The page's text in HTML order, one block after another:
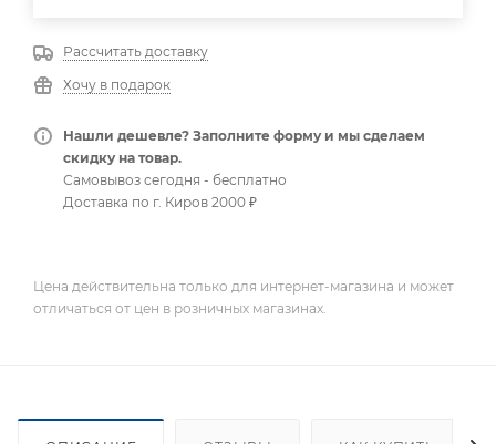
Рассчитать доставку
Хочу в подарок
Нашли дешевле? Заполните форму и мы сделаем
скидку на товар.
Самовывоз сегодня - бесплатно
Доставка по г. Киров 2000 ₽
Цена действительна только для интернет-магазина и может
отличаться от цен в розничных магазинах.